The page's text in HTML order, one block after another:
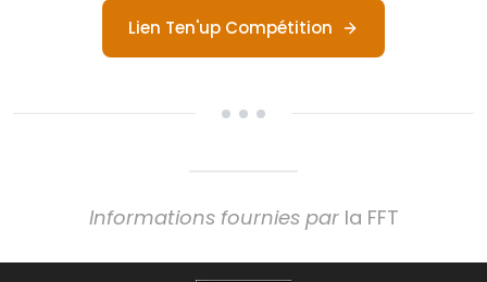
Lien Ten'up Compétition
Informations fournies parla FFT